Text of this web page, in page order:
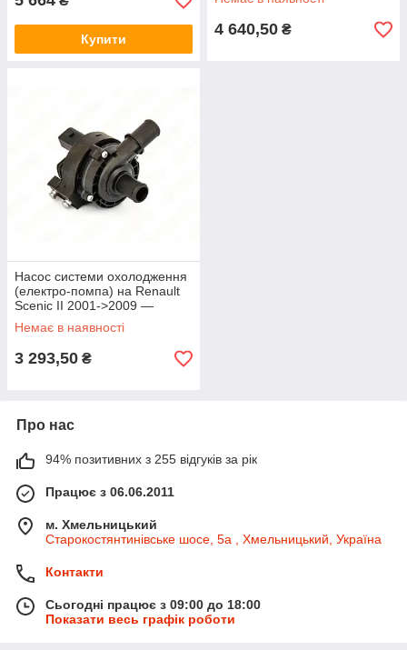
Купити
8200285950J
4 640,50 ₴
Насос системи охолодження
(електро-помпа) на Renault
Scenic II 2001->2009 —
Nissan (Оригінал) - 144B0-
JG70A
Немає в наявності
3 293,50 ₴
Про нас
94% позитивних з 255 відгуків за рік
Працює з 06.06.2011
м. Хмельницький
Старокостянтинівське шосе, 5а , Хмельницький, Україна
Контакти
Сьогодні працює з 09:00 до 18:00
Показати весь графік роботи